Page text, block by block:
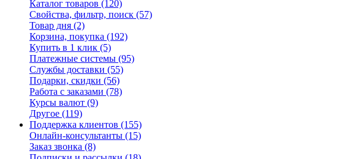
Каталог товаров (120)
Свойства, фильтр, поиск (57)
Товар дня (2)
Корзина, покупка (192)
Купить в 1 клик (5)
Платежные системы (95)
Службы доставки (55)
Подарки, скидки (56)
Работа с заказами (78)
Курсы валют (9)
Другое (119)
Поддержка клиентов (155)
Онлайн-консультанты (15)
Заказ звонка (8)